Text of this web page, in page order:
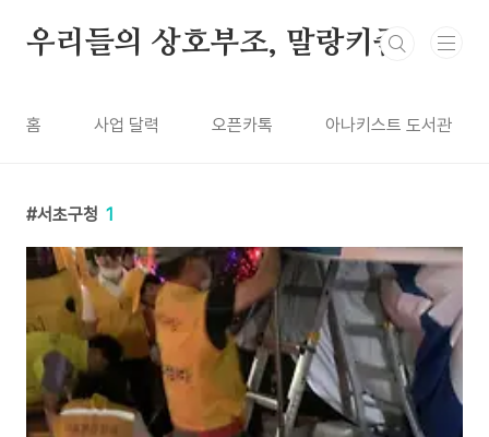
우리들의 상호부조, 말랑키즘
홈 사업 달력 오픈카톡 아나키스트 도서관
서초구청 1